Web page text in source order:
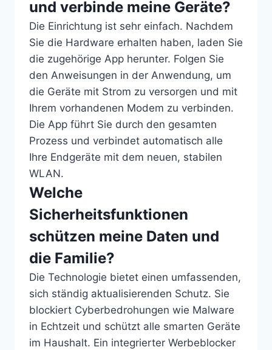
und verbinde meine Geräte?
Die Einrichtung ist sehr einfach. Nachdem
Sie die Hardware erhalten haben, laden Sie
die zugehörige App herunter. Folgen Sie
den Anweisungen in der Anwendung, um
die Geräte mit Strom zu versorgen und mit
Ihrem vorhandenen Modem zu verbinden.
Die App führt Sie durch den gesamten
Prozess und verbindet automatisch alle
Ihre Endgeräte mit dem neuen, stabilen
WLAN.
Welche
Sicherheitsfunktionen
schützen meine Daten und
die Familie?
Die Technologie bietet einen umfassenden,
sich ständig aktualisierenden Schutz. Sie
blockiert Cyberbedrohungen wie Malware
in Echtzeit und schützt alle smarten Geräte
im Haushalt. Ein integrierter Werbeblocker